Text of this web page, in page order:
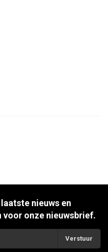
nieuws en
voor onze nieuwsbrief.
Verstuur